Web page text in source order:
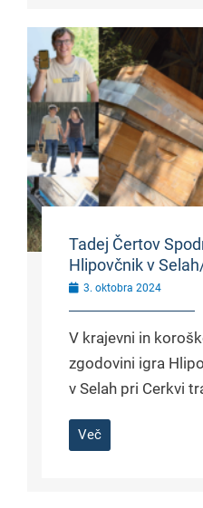
Tadej Čertov
Hlipovčnik v
3. oktobra 2024
V krajevni in
zgodovini igra
v Selah pri Cerkvi
Več